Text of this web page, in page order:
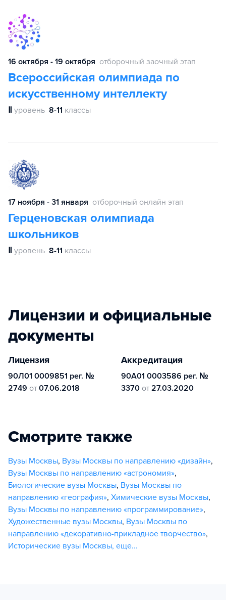
16 октября - 19 октября отборочный заочный этап
Всероссийская олимпиада по
искусственному интеллекту
Ⅱ уровень 8-11 классы
17 ноября - 31 января отборочный онлайн этап
Герценовская олимпиада
школьников
Ⅱ уровень 8-11 классы
Лицензии и официальные
документы
Лицензия
90Л01 0009851 рег. №
2749 от 07.06.2018
Аккредитация
90А01 0003586 рег. №
3370 от 27.03.2020
Смотрите также
Вузы Москвы, Вузы Москвы по направлению «дизайн»,
Вузы Москвы по направлению «астрономия»,
Биологические вузы Москвы, Вузы Москвы по
направлению «география», Химические вузы Москвы,
Вузы Москвы по направлению «программирование»,
Художественные вузы Москвы, Вузы Москвы по
направлению «декоративно-прикладное творчество»,
Исторические вузы Москвы, еще...